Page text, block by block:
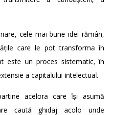
cele mai bune idei rămân,
care le pot transforma în
este un proces sistematic, în
a capitalului intelectual.
acelora care își asumă
caută ghidaj acolo unde